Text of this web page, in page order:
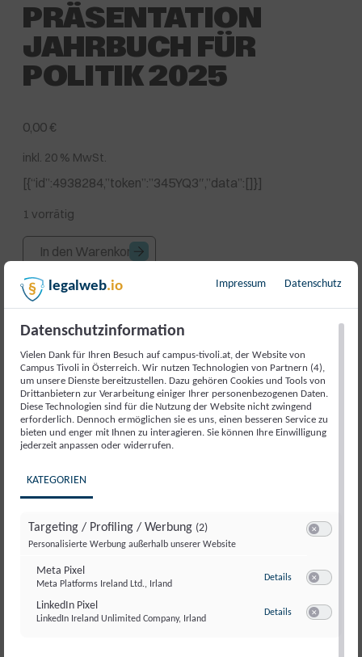
PRÄSENTATION
JAHRBUCH FÜR
POLITIK 2025
0,00€
inkl. 20 % MwSt.
[{“id”:4938284,”token”:”345YQ3″,”data”:[]}]
1 vorrätig
Präsentation
Jahrbuch
für
Politik
2025
In den Warenkorb
Beschreibung
Beschreibung
Debatte in Österreich: Die
Das Jahrbuch zählt seit Jahrzehnten zu den wichtigsten
Publikationen zur Analyse politischer Entwicklungen und
bringt führende Stimmen aus Wissenschaft und Politik
zusammen.
legalweb.io Impressum Datenschutz
Datenschutzinformation
Vielen Dank für Ihren Besuch auf campus-tivoli.at, der Website von
Campus Tivoli in Österreich. Wir nutzen Technologien von Partnern (4),
um unsere Dienste bereitzustellen. Dazu gehören Cookies und Tools von
Drittanbietern zur Verarbeitung einiger Ihrer personenbezogenen Daten.
Diese Technologien sind für die Nutzung der Website nicht zwingend
erforderlich. Dennoch ermöglichen sie es uns, einen besseren Service zu
bieten und enger mit Ihnen zu interagieren. Sie können Ihre Einwilligung
jederzeit anpassen oder widerrufen.
KATEGORIEN
Targeting / Profiling / Werbung (2)
Personalisierte Werbung außerhalb unserer Website
Meta Pixel
Meta Platforms Ireland Ltd., Irland
Details zu Meta Pixel
LinkedIn Pixel
LinkedIn Ireland Unlimited Company, Irland
Details zu LinkedIn Pixel